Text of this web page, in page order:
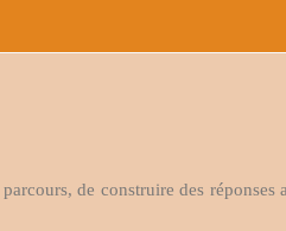
de construire des réponses